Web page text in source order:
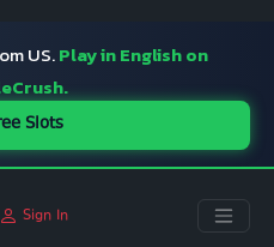
US.Play in English on
Slots
Sign In